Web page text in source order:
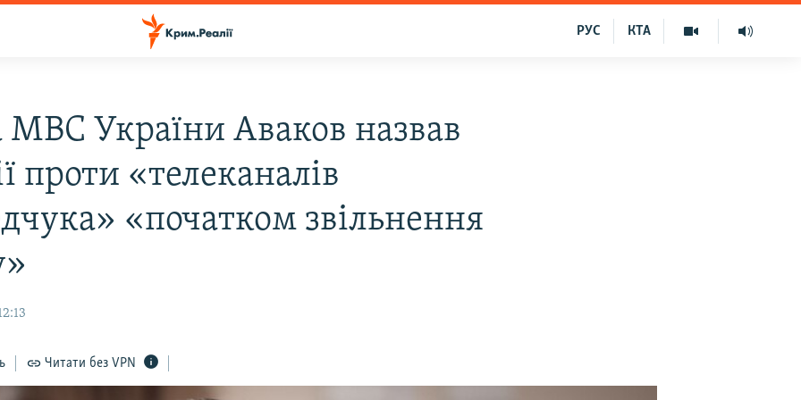
КТА
РУС
МВС України Аваков назвав
проти «телеканалів
«початком звільнення
Читати без VPN